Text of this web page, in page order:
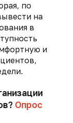
по
на
в
и
Опрос